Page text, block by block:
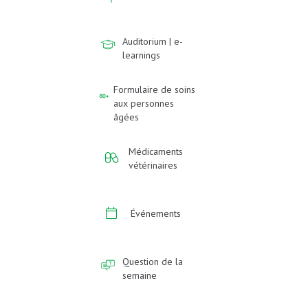
Auditorium | e-
learnings
Formulaire de soins
aux personnes
âgées
Médicaments
vétérinaires
Événements
Question de la
semaine